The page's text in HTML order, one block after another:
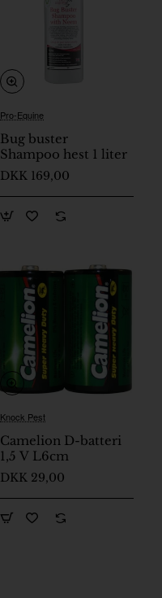
Pro-Equine
Bug buster
Shampoo hest 1 liter
DKK 169,00
Knock Pest
Camelion D-batteri
1,5 V L6cm
DKK 29,00